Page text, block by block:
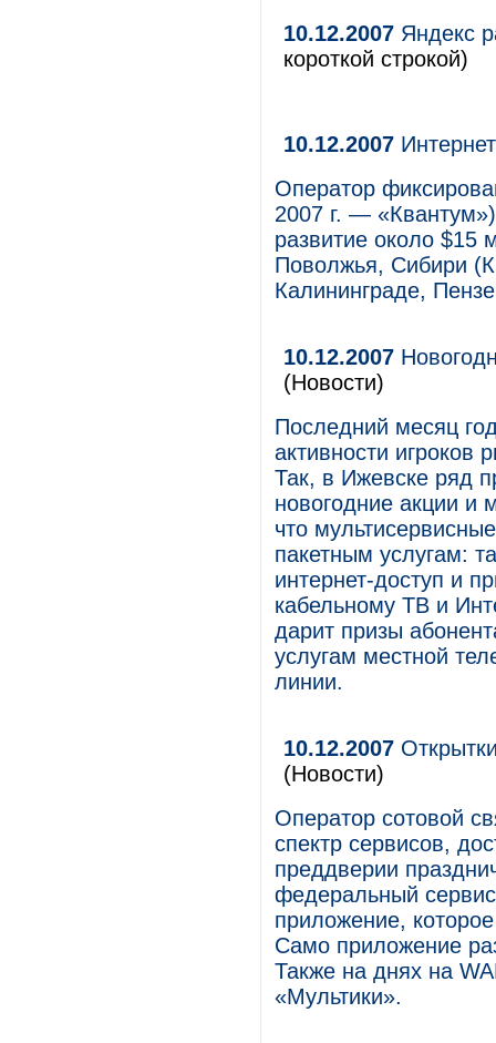
10.12.2007 Яндекс
короткой строкой)
10.12.2007
Оператор
2007 г. —
развитие около $15
Поволжья, Сибири
Калининграде,
10.12.2007
(Новости)
Последний месяц
активности игроков
Так, в Ижевске ряд
новогодние акции
что
пакетным услугам:
интернет-доступ и
кабельному ТВ и
дарит призы
услугам местной
линии.
10.12.2007
(Новости)
Оператор сотовой
спектр сервисов,
преддверии
федеральный
приложение,
Само приложение
Также на днях на
«Мультики».